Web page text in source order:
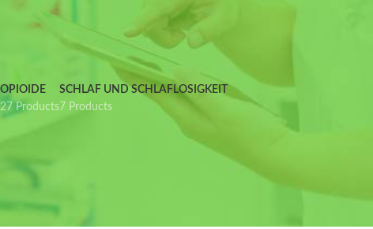
OPIOIDE
27 Products
SCHLAF UND SCHLAFLOSIGKEIT
7 Products